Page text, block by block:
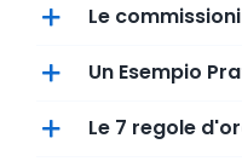
Le
Un Esempio
Le 7 regole